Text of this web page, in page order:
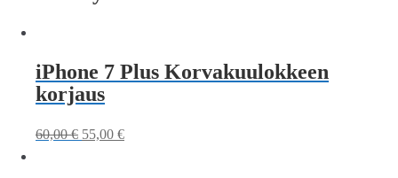
iPhone 7 Plus Korvakuulokkeen
korjaus
60,00€ 55,00 €